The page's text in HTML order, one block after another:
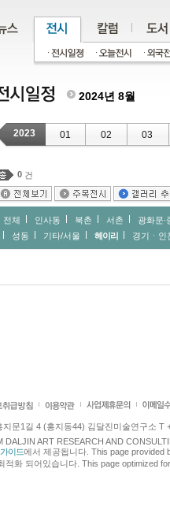
2024년 8월
2023 01 02 03
0 건
전체 인사동 북촌 서촌
광화문∙
성동
기타/서울 헤이리 경기ㆍ인
문1길 4 (홍지동44) 김달진미술연구소 T
DALJIN ART RESEARCH AND
이드에서 제공됩니다. This page provided
적화 되어있습니다. This page optimized